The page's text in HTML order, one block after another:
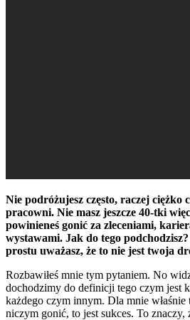
Nie podróżujesz często, raczej ciężko
pracowni. Nie masz jeszcze 40-tki
powinieneś gonić za zleceniami,
wystawami. Jak do tego
prostu uważasz, że to nie jest twoja
Rozbawiłeś mnie tym pytaniem. No
dochodzimy do definicji tego czym jest
każdego czym innym. Dla mnie właśnie
niczym gonić, to jest sukces. To znaczy,